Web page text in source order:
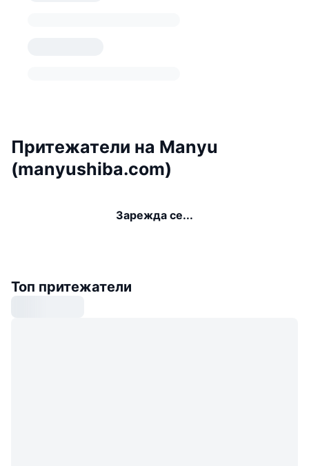
Притежатели на Manyu
(manyushiba.com)
Зарежда се...
Топ притежатели